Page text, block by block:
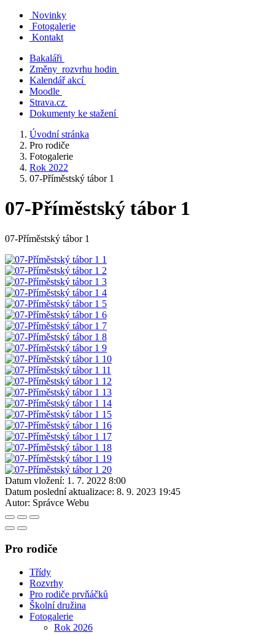
Novinky
Fotogalerie
Kontakt
Bakaláři
Změny rozvrhu hodin
Kalendář akcí
Moodle
Strava.cz
Dokumenty ke stažení
Úvodní stránka
Pro rodiče
Fotogalerie
Rok 2022
07-Příměstský tábor 1
07-Příměstský tábor 1
07-Příměstský tábor 1
Datum vložení: 1. 7. 2022 8:00
Datum poslední aktualizace: 8. 9. 2023 19:45
Autor: Správce Webu
Pro rodiče
Třídy
Rozvrhy
Pro rodiče prvňáčků
Školní družina
Fotogalerie
Rok 2026